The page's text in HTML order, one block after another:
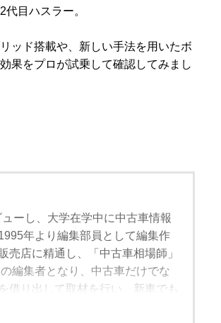
目ハスラー。
ッド搭載や、新しい手法を用いたボ
果をプロが試乗して確認してみまし
ーし、大学在学中に中古車情報
年より編集部員として編集作
売店に精通し、「中古車相場師」
編集者となり、中古車だけでな
借り出して取材を行い、新車でも
に、人気車種の動向や流行りの装